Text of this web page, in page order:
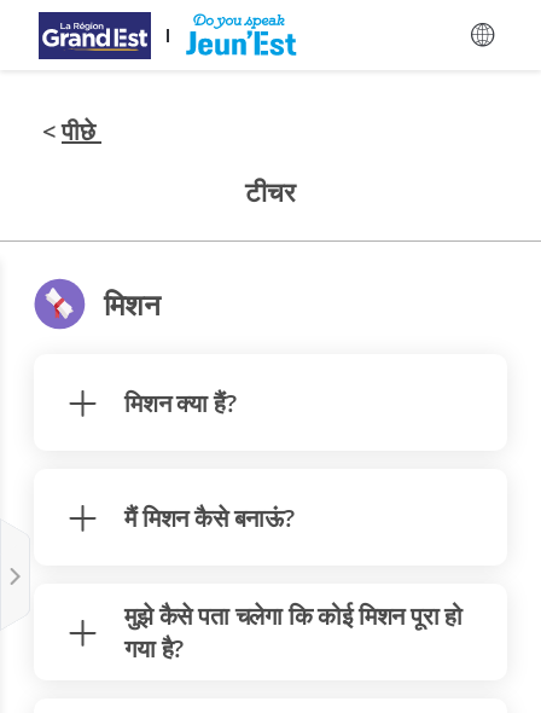
मुख्य विषय-वस्तु पर जाएँ
<पीछे
टीचर
मिशन
मिशन क्या हैं?
मैं मिशन कैसे बनाऊं?
मुझे कैसे पता चलेगा कि कोई मिशन पूरा हो
गया है?